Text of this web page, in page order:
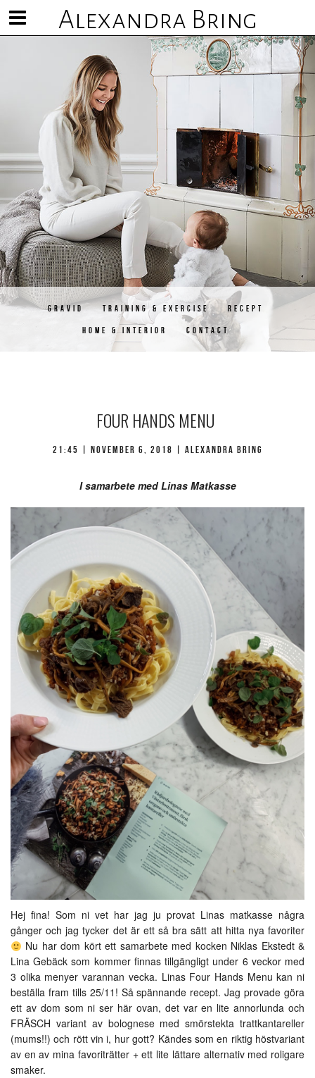
Alexandra Bring
Visa/göm
meny
GRAVID TRAINING & EXERCISE RECEPT
HOME & INTERIOR CONTACT
FOUR HANDS MENU
21:45 | november 6, 2018 | Alexandra Bring
I samarbete med Linas Matkasse
Hej fina! Som ni vet har jag ju provat Linas matkasse några
gånger och jag tycker det är ett så bra sätt att hitta nya favoriter
Nu har dom kört ett samarbete med kocken Niklas Ekstedt &
Lina Gebäck som kommer finnas tillgängligt under 6 veckor med
3 olika menyer varannan vecka. Linas Four Hands Menu kan ni
beställa fram tills 25/11! Så spännande recept. Jag provade göra
ett av dom som ni ser här ovan, det var en lite annorlunda och
FRÄSCH variant av bolognese med smörstekta trattkantareller
(mums!!) och rött vin i, hur gott? Kändes som en riktig höstvariant
av en av mina favoriträtter + ett lite lättare alternativ med roligare
smaker.